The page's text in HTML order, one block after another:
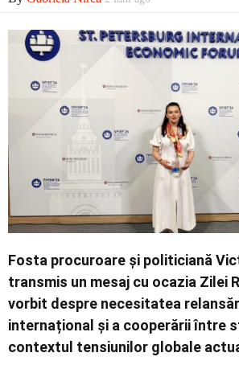
Contact
Fosta procuroare și politiciană
transmis un mesaj cu ocazia Zilei
vorbit despre necesitatea
internațional și a cooperării între
contextul tensiunilor globale